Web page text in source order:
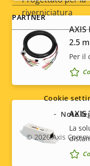
riverniciatura
Sostenibilità
2.5 m
Per il
AXIS
La
PARTNER
© 2026Axis
Cookie
Note